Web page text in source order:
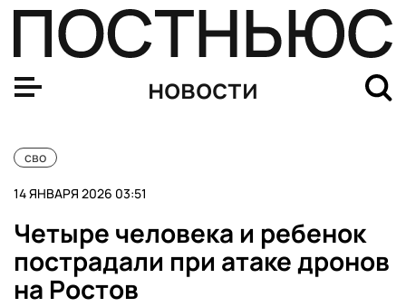
новости
сво
14 ЯНВАРЯ 2026 03:51
Четыре человека и ребенок
пострадали при атаке дронов
на Ростов
Ракетную опасность объявили в Брянской области